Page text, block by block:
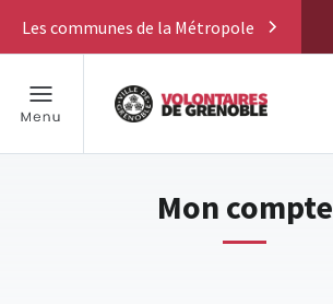
Les communes de la Métropole
Mon compte